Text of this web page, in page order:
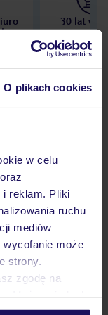
O plikach cookies
w celu
i reklam. Pliki
ruchu
mediów
wycofanie może
strony.
zgodę na
zakładkę
30 lat w